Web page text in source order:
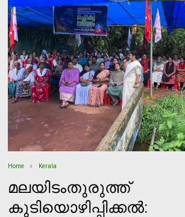
Home Kerala
മലയിടംതുരുത്ത്
കുടിയൊഴിപ്പിക്കൽ: